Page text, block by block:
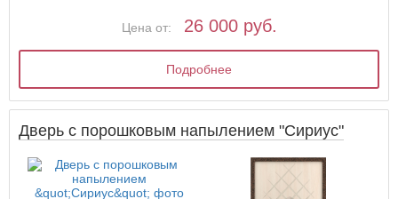
Цена от: 26 000 руб.
Подробнее
Дверь с порошковым напылением "Сириус"